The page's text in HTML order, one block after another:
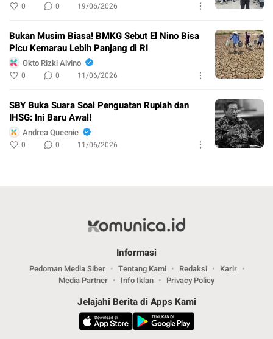
0 0 19/06/2026
Bukan Musim Biasa! BMKG Sebut El Nino Bisa
Picu Kemarau Lebih Panjang di RI
Okto Rizki Alvino
0 0 11/06/2026
SBY Buka Suara Soal Penguatan Rupiah dan
IHSG: Ini Baru Awal!
Andrea Queenie
0 0 11/06/2026
Informasi
Pedoman Media Siber Tentang Kami Redaksi
Karir
Media Partner
Info Iklan Privacy Policy
Jelajahi Berita di Apps Kami